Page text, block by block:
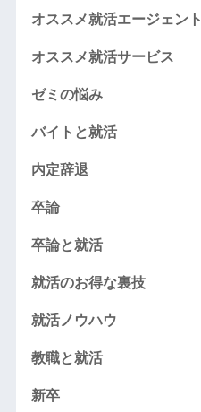
オススメ就活エージェント
オススメ就活サービス
ゼミの悩み
バイトと就活
内定辞退
卒論
卒論と就活
就活のお得な裏技
就活ノウハウ
教職と就活
新卒